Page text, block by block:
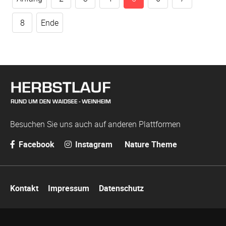
8 Ende
Besuchen Sie uns auch auf anderen Plattformen
Facebook
Instagram Nature Theme
überspringen
Kontakt Impressum Datenschutz